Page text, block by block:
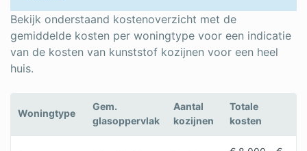
Bekijk onderstaand kostenoverzicht met de
gemiddelde kosten per woningtype voor een indicatie
van de kosten van kunststof kozijnen voor een heel
huis.
Woningtype
Gem.
glasoppervlak
Aantal
kozijnen
Totale
kosten